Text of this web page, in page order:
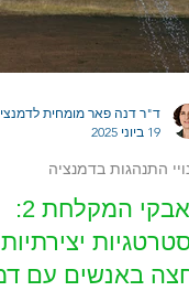
מאבקי המקלחת 2:
יצירתיות
באנשים עם
התנהגות בדמנציה
ד"ר דנה פאר מומחית
19 ביוני 2025